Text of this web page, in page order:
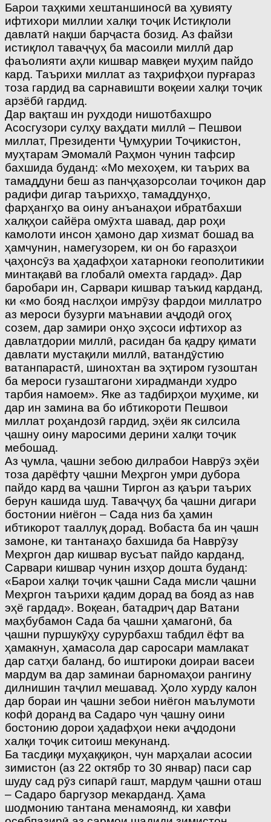
Барои таҳкими хештаншиносӣ ва ҳувияту
ифтихори миллии халқи тоҷик Истиқлоли
давлатӣ нақши барҷаста бозид. Аз файзи
истиқлол таваҷҷуҳ ба масоили миллӣ дар
фаъолияти аҳли кишвар мавқеи муҳим пайдо
кард. Таърихи миллат аз таҳрифҳои пурғараз
тоза гардид ва сарнавишти воқеии халқи тоҷик
арзёбӣ гардид.
Дар вақташ ин рухдоди нишотбахшро
Асосгузори сулҳу ваҳдати миллӣ – Пешвои
миллат, Президенти Ҷумҳурии Тоҷикистон,
муҳтарам Эмомалӣ Раҳмон чунин тафсир
бахшида буданд: «Мо мехоҳем, ки таърих ва
тамаддуни беш аз панҷҳазорсолаи тоҷикон дар
радифи дигар таърихҳо, тамаддунҳо,
фарҳангҳо ва оину анъанаҳои ибратбахши
халқҳои сайёра омӯхта шавад, дар роҳи
камолоти инсон ҳамоно дар хизмат бошад ва
ҳамчунин, намегузорем, ки он бо ғаразҳои
ҷаҳонсӯз ва ҳадафҳои хатарноки геополитикии
минтақавӣ ва глобалӣ омехта гардад». Дар
баробари ин, Сарвари кишвар таъкид карданд,
ки «мо бояд наслҳои имрӯзу фардои миллатро
аз мероси бузурги маънавии аҷдодӣ огоҳ
созем, дар замири онҳо эҳсоси ифтихор аз
давлатдории миллӣ, расидан ба қадру қимати
давлати мустақили миллӣ, ватандӯстию
ватанпарастӣ, шинохтан ва эҳтиром гузоштан
ба мероси гузаштагони хирадманди худро
тарбия намоем». Яке аз тадбирҳои муҳиме, ки
дар ин замина ва бо ибтикороти Пешвои
миллат роҳандозӣ гардид, эҳёи як силсила
ҷашну оину маросими дерини халқи тоҷик
мебошад.
Аз ҷумла, ҷашни зебою дилрабои Наврӯз эҳёи
тоза дарёфту ҷашни Меҳргон умри дубора
пайдо кард ва ҷашни Тиргон аз қаъри таърих
берун кашида шуд. Таваҷҷуҳ ба ҷашни дигари
бостонии ниёгон – Сада низ ба ҳамин
ибтикорот тааллуқ дорад. Вобаста ба ин ҷашн
замоне, ки тантанаҳо бахшида ба Наврӯзу
Меҳргон дар кишвар вусъат пайдо карданд,
Сарвари кишвар чунин изҳор дошта буданд:
«Барои халқи тоҷик ҷашни Сада мисли ҷашни
Меҳргон таърихи қадим дорад ва бояд аз нав
эҳё гардад». Воқеан, батадриҷ дар Ватани
маҳбубамон Сада ба ҷашни ҳамагонӣ, ба
ҷашни пуршукӯҳу сурурбахш табдил ёфт ва
ҳамакнун, ҳамасола дар саросари мамлакат
дар сатҳи баланд, бо иштироки доираи васеи
мардум ва дар заминаи барномаҳои рангину
дилнишин таҷлил мешавад. Ҳоло хурду калон
дар бораи ин ҷашни зебои ниёгон маълумоти
кофӣ доранд ва Садаро чун ҷашну оини
бостонию дорои ҳадафҳои неки аҷдодони
халқи тоҷик ситоиш мекунанд.
Ба тасдиқи муҳаққиқон, чун марҳалаи асосии
зимистон (аз 22 октябр то 30 январ) паси сар
шуду сад рӯз сипарӣ гашт, мардум ҷашни оташ
– Садаро баргузор мекарданд. Ҳама
шодмонию тантана менамоянд, ки хавфи